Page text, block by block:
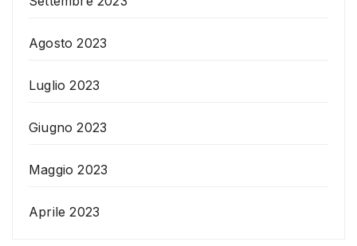
Agosto 2023
Luglio 2023
Giugno 2023
Maggio 2023
Aprile 2023